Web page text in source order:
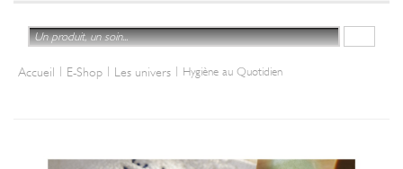
Accueil | E-Shop | Les univers | Hygiène au Quotidien